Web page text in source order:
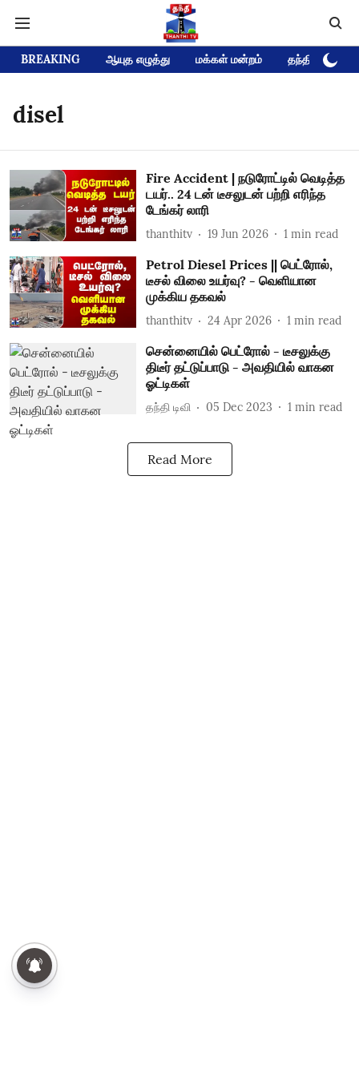
BREAKING ஆயுத எழுத்து மக்கள் மன்றம் தந்தி டிவி
disel
Fire Accident | நடுரோட்டில் வெடித்த
டயர்.. 24 டன் டீசலுடன் பற்றி எரிந்த
டேங்கர் லாரி
thanthitv 19 Jun 2026 1 min read
Petrol Diesel Prices || பெட்ரோல்,
டீசல் விலை உயர்வு? - வெளியான
முக்கிய தகவல்
thanthitv 24 Apr 2026 1 min read
சென்னையில் பெட்ரோல் - டீசலுக்கு
திடீர் தட்டுப்பாடு - அவதியில் வாகன
ஓட்டிகள்
தந்தி டிவி 05 Dec 2023 1 min read
Read More